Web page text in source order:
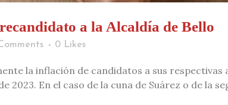
a la Alcaldía de Bello
0 Likes
la inflación de candidatos a sus
2023. En el caso de la cuna de Suárez o de la